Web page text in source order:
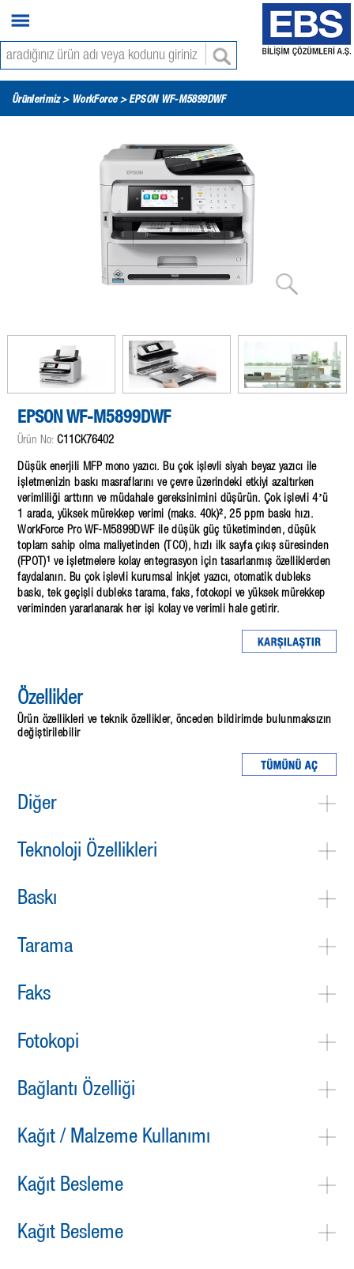
Ürünlerimiz > WorkForce > EPSON WF-M5899DWF
EPSON WF-M5899DWF
Ürün No:C11CK76402
Düşük enerjili MFP mono yazıcı. Bu çok işlevli siyah beyaz yazıcı ile
işletmenizin baskı masraflarını ve çevre üzerindeki etkiyi azaltırken
verimliliği arttırın ve müdahale gereksinimini düşürün. Çok işlevli 4’ü
1 arada, yüksek mürekkep verimi (maks. 40k)², 25 ppm baskı hızı.
WorkForce Pro WF-M5899DWF ile düşük güç tüketiminden, düşük
toplam sahip olma maliyetinden (TCO), hızlı ilk sayfa çıkış süresinden
(FPOT)¹ ve işletmelere kolay entegrasyon için tasarlanmış özelliklerden
faydalanın. Bu çok işlevli kurumsal inkjet yazıcı, otomatik dubleks
baskı, tek geçişli dubleks tarama, faks, fotokopi ve yüksek mürekkep
veriminden yararlanarak her işi kolay ve verimli hale getirir.
Özellikler
Ürün özellikleri ve teknik özellikler, önceden bildirimde bulunmaksızın
değiştirilebilir
Diğer
Teknoloji Özellikleri
Baskı
Tarama
Faks
Fotokopi
Bağlantı Özelliği
Kağıt / Malzeme Kullanımı
Kağıt Besleme
Kağıt Besleme